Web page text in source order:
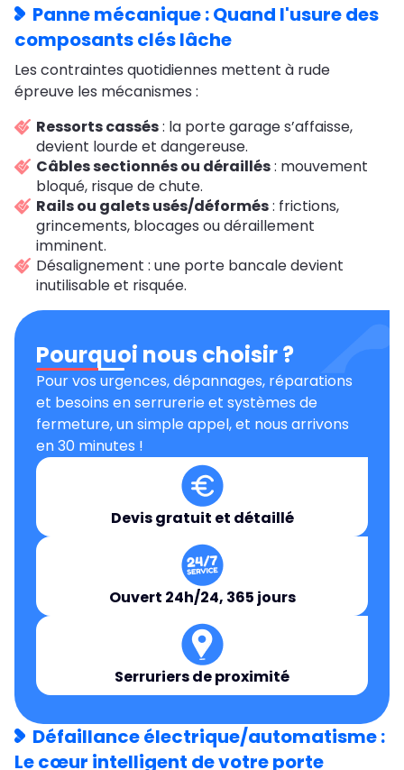
Panne mécanique : Quand l'usure des
composants clés lâche
Les contraintes quotidiennes mettent à rude
épreuve les mécanismes :
Ressorts cassés: la porte garage s’affaisse,
devient lourde et dangereuse.
Câbles sectionnés ou déraillés: mouvement
bloqué, risque de chute.
Rails ou galets usés/déformés: frictions,
grincements, blocages ou déraillement
imminent.
Désalignement : une porte bancale devient
inutilisable et risquée.
Pourquoi nous choisir ?
Pour vos urgences, dépannages, réparations
et besoins en serrurerie et systèmes de
fermeture, un simple appel, et nous arrivons
en 30 minutes !
Devis gratuit et détaillé
Ouvert 24h/24, 365 jours
Serruriers de proximité
Défaillance électrique/automatisme :
Le cœur intelligent de votre porte